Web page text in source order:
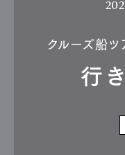
クルーズ船
行